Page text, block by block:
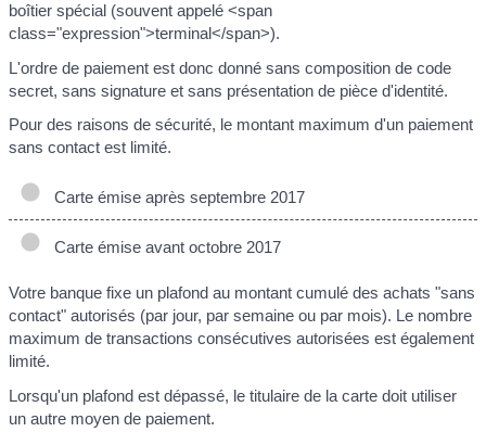
boîtier spécial (souvent appelé <span
class="expression">terminal</span>).
L'ordre de paiement est donc donné sans composition de code
secret, sans signature et sans présentation de pièce d'identité.
Pour des raisons de sécurité, le montant maximum d'un paiement
sans contact est limité.
Carte émise après septembre 2017
Carte émise avant octobre 2017
Votre banque fixe un plafond au montant cumulé des achats "sans
contact" autorisés (par jour, par semaine ou par mois). Le nombre
maximum de transactions consécutives autorisées est également
limité.
Lorsqu'un plafond est dépassé, le titulaire de la carte doit utiliser
un autre moyen de paiement.